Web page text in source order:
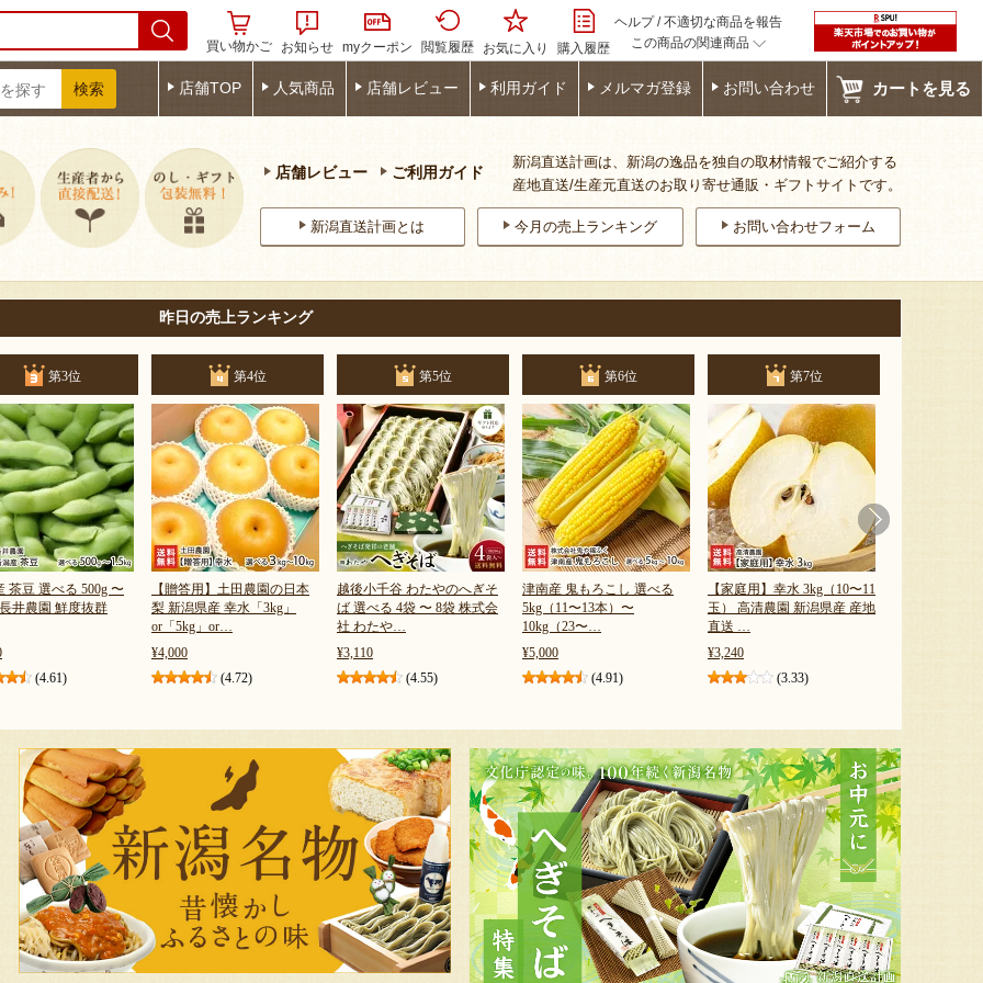
買い物かご お知らせ myクーポン 閲覧履歴 お気に入り 購入履歴
ヘルプ/不適切な商品を報告
この商品の関連商品